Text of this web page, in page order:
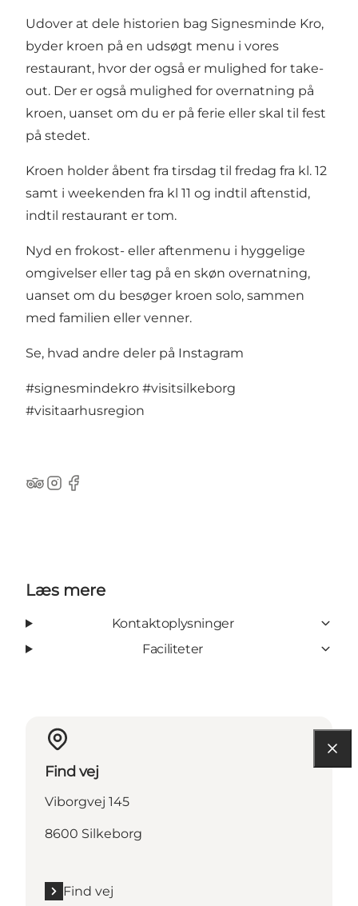
Udover at dele historien bag Signesminde Kro,
byder kroen på en udsøgt menu i vores
restaurant, hvor der også er mulighed for take-
out. Der er også mulighed for overnatning på
kroen, uanset om du er på ferie eller skal til fest
på stedet.
Kroen holder åbent fra tirsdag til fredag fra kl. 12
samt i weekenden fra kl 11 og indtil aftenstid,
indtil restaurant er tom.
Nyd en frokost- eller aftenmenu i hyggelige
omgivelser eller tag på en skøn overnatning,
uanset om du besøger kroen solo, sammen
med familien eller venner.
Se, hvad andre deler på Instagram
#signesmindekro #visitsilkeborg
#visitaarhusregion
TripAdvisor
Instagram
Facebook
Læs mere
Kontaktoplysninger
Faciliteter
Find vej
Viborgvej 145
8600 Silkeborg
Find vej